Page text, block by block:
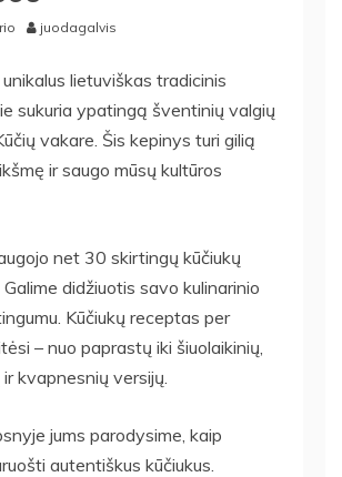
juodagalvis
lietuviškas tradicinis
sukuria ypatingą šventinių valgių
vakare. Šis kepinys turi gilią
ir saugo mūsų kultūros
net 30 skirtingų kūčiukų
didžiuotis savo kulinarinio
Kūčiukų receptas per
– nuo paprastų iki šiuolaikinių,
kvapnesnių versijų.
jums parodysime, kaip
autentiškus kūčiukus.